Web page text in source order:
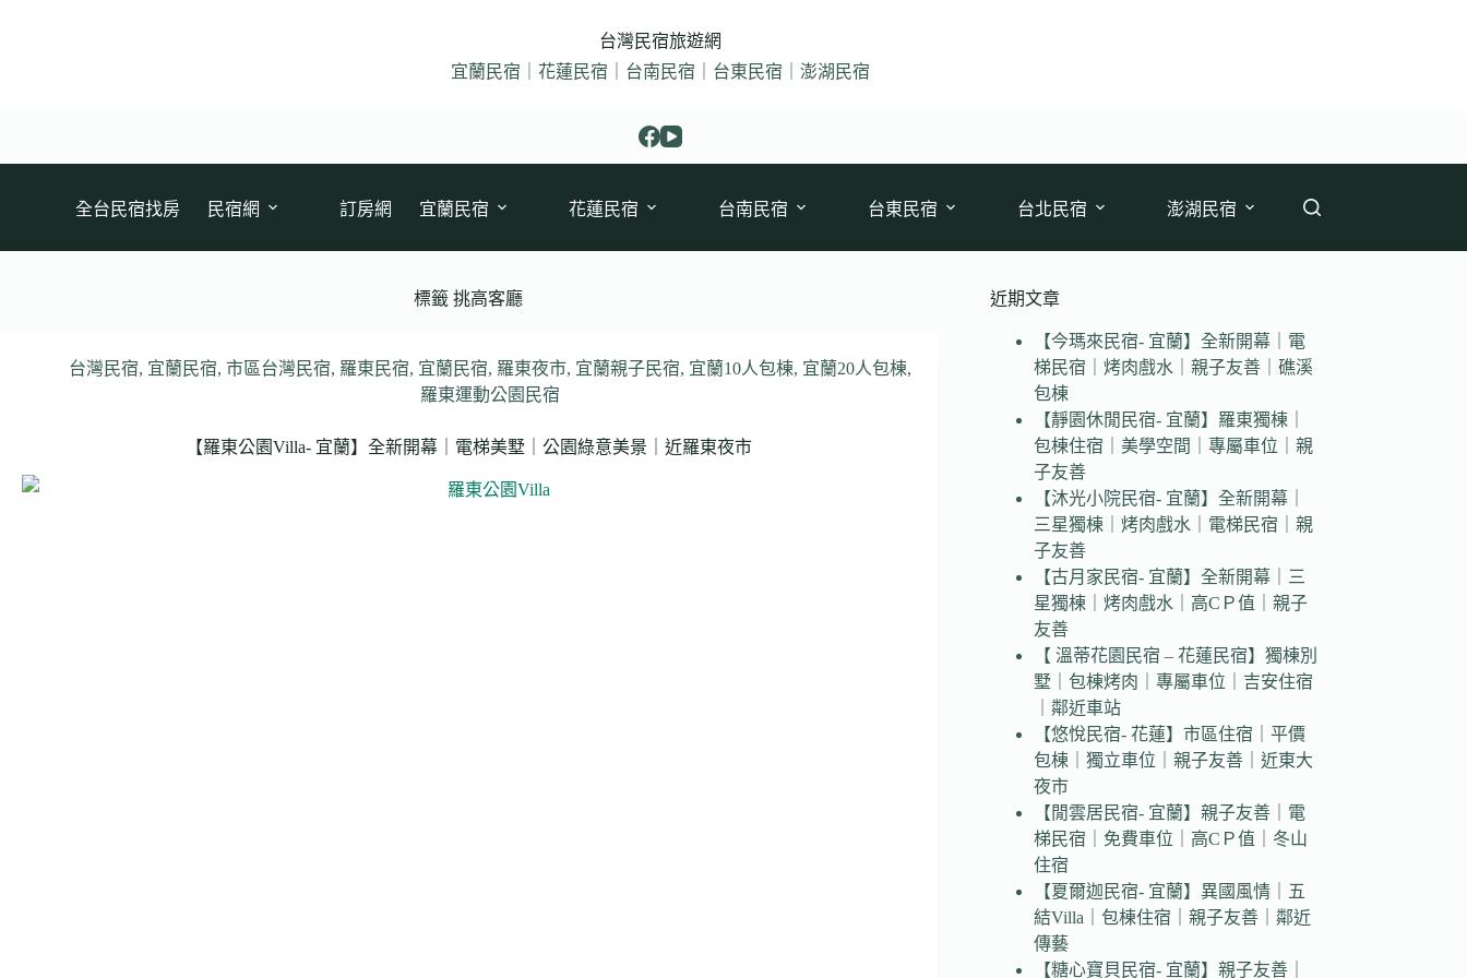
台灣民宿旅遊網
宜蘭民宿｜花蓮民宿｜台南民宿｜台東民宿｜澎湖民宿
全台民宿找房 民宿網 訂房網 宜蘭民宿 花蓮民宿 台南民宿 台東民宿 台北民宿 澎湖民宿
標籤 挑高客廳
台灣民宿, 宜蘭民宿,市區台灣民宿, 羅東民宿, 宜蘭民宿, 羅東夜市, 宜蘭親子民宿, 宜蘭10人包棟, 宜蘭20人包棟,
羅東運動公園民宿
【羅東公園Villa- 宜蘭】全新開幕｜電梯美墅｜公園綠意美景｜近羅東夜市
近期文章
【今瑪來民宿- 宜蘭】全新開幕｜電
梯民宿｜烤肉戲水｜親子友善｜礁溪
包棟
【靜園休閒民宿- 宜蘭】羅東獨棟｜
包棟住宿｜美學空間｜專屬車位｜親
子友善
【沐光小院民宿- 宜蘭】全新開幕｜
三星獨棟｜烤肉戲水｜電梯民宿｜親
子友善
【古月家民宿- 宜蘭】全新開幕｜三
星獨棟｜烤肉戲水｜高CＰ值｜親子
友善
【 溫蒂花園民宿 – 花蓮民宿】獨棟別
墅｜包棟烤肉｜專屬車位｜吉安住宿
｜鄰近車站
【悠悅民宿- 花蓮】市區住宿｜平價
包棟｜獨立車位｜親子友善｜近東大
夜市
【閒雲居民宿- 宜蘭】親子友善｜電
梯民宿｜免費車位｜高CＰ值｜冬山
住宿
【夏爾迦民宿- 宜蘭】異國風情｜五
結Villa｜包棟住宿｜親子友善｜鄰近
傳藝
【糖心寶貝民宿- 宜蘭】親子友善｜